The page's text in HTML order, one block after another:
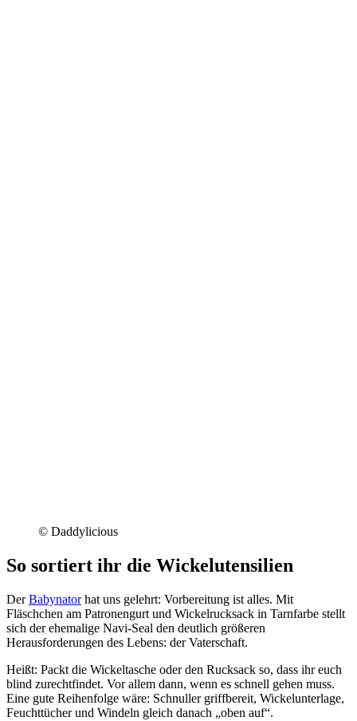
© Daddylicious
So sortiert ihr die Wickelutensilien
DerBabynatorhat uns gelehrt: Vorbereitung ist alles. Mit
Fläschchen am Patronengurt und Wickelrucksack in Tarnfarbe stellt
sich der ehemalige Navi-Seal den deutlich größeren
Herausforderungen des Lebens: der Vaterschaft.
Heißt: Packt die Wickeltasche oder den Rucksack so, dass ihr euch
blind zurechtfindet. Vor allem dann, wenn es schnell gehen muss.
Eine gute Reihenfolge wäre: Schnuller griffbereit, Wickelunterlage,
Feuchttücher und Windeln gleich danach „oben auf“.